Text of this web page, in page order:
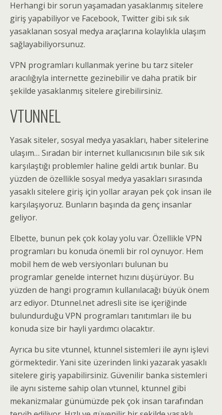
Herhangi bir sorun yaşamadan yasaklanmış sitelere
giriş yapabiliyor ve Facebook, Twitter gibi sık sık
yasaklanan sosyal medya araçlarına kolaylıkla ulaşım
sağlayabiliyorsunuz.
VPN programları kullanmak yerine bu tarz siteler
aracılığıyla internette gezinebilir ve daha pratik bir
şekilde yasaklanmış sitelere girebilirsiniz.
VTUNNEL
Yasak siteler, sosyal medya yasakları, haber sitelerine
ulaşım… Sıradan bir internet kullanıcısının bile sık sık
karşılaştığı problemler haline geldi artık bunlar. Bu
yüzden de özellikle sosyal medya yasakları sırasında
yasaklı sitelere giriş için yollar arayan pek çok insan ile
karşılaşıyoruz. Bunların başında da genç insanlar
geliyor.
Elbette, bunun pek çok kolay yolu var. Özellikle VPN
programları bu konuda önemli bir rol oynuyor. Hem
mobil hem de web versiyonları bulunan bu
programlar genelde internet hızını düşürüyor. Bu
yüzden de hangi programın kullanılacağı büyük önem
arz ediyor. Dtunnel.net adresli site ise içeriğinde
bulundurduğu VPN programları tanıtımları ile bu
konuda size bir hayli yardımcı olacaktır.
Ayrıca bu site vtunnel, ktunnel sistemleri ile aynı işlevi
görmektedir. Yani site üzerinden linki yazarak yasaklı
sitelere giriş yapabilirsiniz. Güvenilir banka sistemleri
ile aynı sisteme sahip olan vtunnel, ktunnel gibi
mekanizmalar günümüzde pek çok insan tarafından